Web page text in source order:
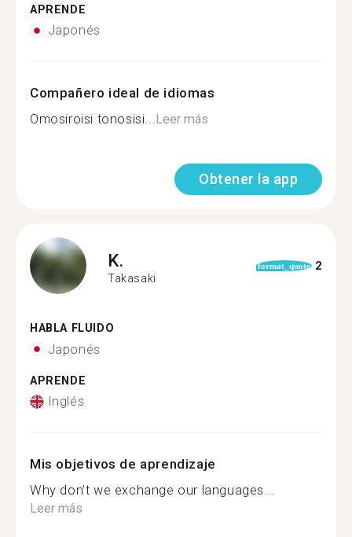
APRENDE
Japonés
Compañero ideal de idiomas
Omosiroisi tonosisi...Leer más
Obtener la app
K.
Takasaki
format_quote 2
HABLA FLUIDO
Japonés
APRENDE
Inglés
Mis objetivos de aprendizaje
Why don’t we exchange our languages...
Leer más